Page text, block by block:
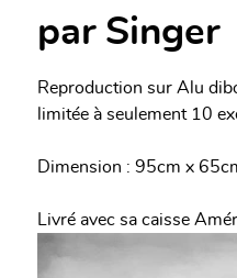
par Singer
Reproduction sur Alu
limitée à seulement 10
Dimension : 95cm x
Livré avec sa caisse